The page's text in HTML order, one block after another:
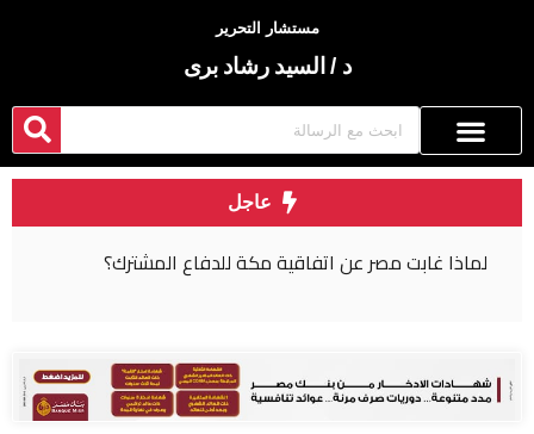
مستشار التحرير
د / السيد رشاد برى
عاجل
لماذا غابت مصر عن اتفاقية مكة للدفاع المشترك؟